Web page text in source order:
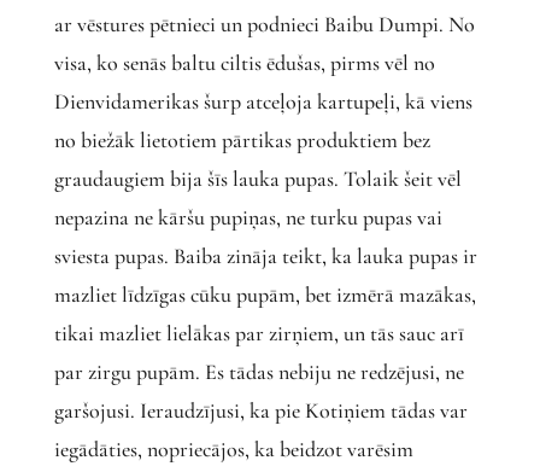
ar vēstures pētnieci un podnieci Baibu Dumpi. No
visa, ko senās baltu ciltis ēdušas, pirms vēl no
Dienvidamerikas šurp atceļoja kartupeļi, kā viens
no biežāk lietotiem pārtikas produktiem bez
graudaugiem bija šīs lauka pupas. Tolaik šeit vēl
nepazina ne kāršu pupiņas, ne turku pupas vai
sviesta pupas. Baiba zināja teikt, ka lauka pupas ir
mazliet līdzīgas cūku pupām, bet izmērā mazākas,
tikai mazliet lielākas par zirņiem, un tās sauc arī
par zirgu pupām. Es tādas nebiju ne redzējusi, ne
garšojusi. Ieraudzījusi, ka pie Kotiņiem tādas var
iegādāties, nopriecājos, ka beidzot varēsim